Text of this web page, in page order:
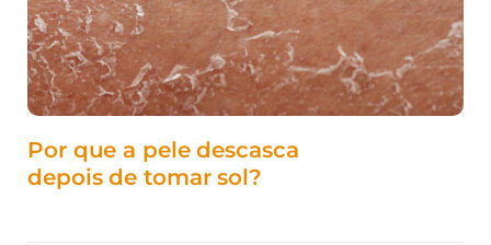
Por que a pele descasca
depois de tomar sol?